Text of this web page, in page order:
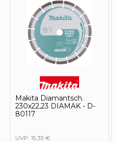
Makita Diamantsch.
230x22,23 DIAMAK - D-
80117
UVP: 15,35 €